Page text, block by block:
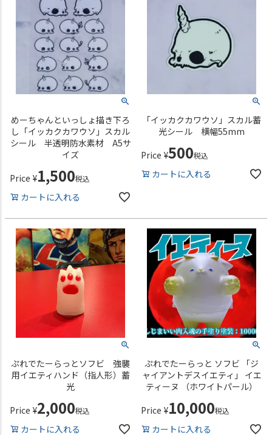
めーちゃんといっしょ描き下ろ
し「イッカクカワウソ」スカル
シール 半透明防水素材 A5サ
イズ
Price ¥1,500税込
カートに入れる
「イッカクカワウソ」スカル蓄
光シール 横幅55mm
Price ¥500税込
カートに入れる
ぷれでたーらっとソフビ 強襲
用イエティハンド（指人形）蓄
光
Price ¥2,000税込
カートに入れる
ぷれでたーらっと ソフビ 「ジ
ャイアントデスイエティ」 イエ
ティーヌ （ホワイトパール）
Price ¥10,000税込
カートに入れる